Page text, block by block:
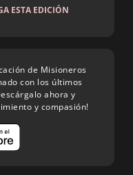
ESTA EDICIÓN
de Misioneros
con los últimos
ahora y
y compasión!